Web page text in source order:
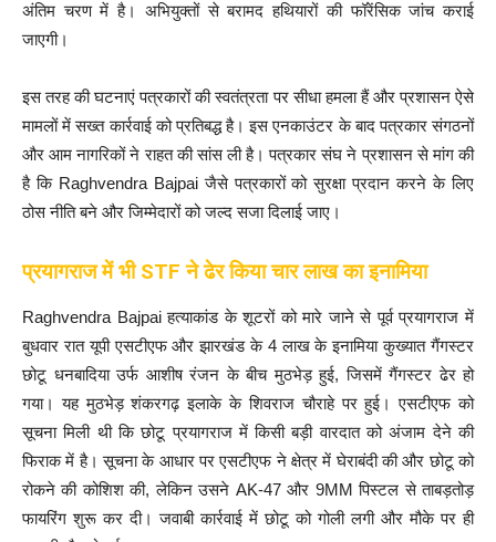
अंतिम चरण में है। अभियुक्तों से बरामद हथियारों की फॉरेंसिक जांच कराई
जाएगी।
इस तरह की घटनाएं पत्रकारों की स्वतंत्रता पर सीधा हमला हैं और प्रशासन ऐसे
मामलों में सख्त कार्रवाई को प्रतिबद्ध है। इस एनकाउंटर के बाद पत्रकार संगठनों
और आम नागरिकों ने राहत की सांस ली है। पत्रकार संघ ने प्रशासन से मांग की
है कि Raghvendra Bajpai जैसे पत्रकारों को सुरक्षा प्रदान करने के लिए
ठोस नीति बने और जिम्मेदारों को जल्द सजा दिलाई जाए।
प्रयागराज में भी STF ने ढेर किया चार लाख का इनामिया
Raghvendra Bajpai हत्याकांड के शूटरों को मारे जाने से पूर्व प्रयागराज में
बुधवार रात यूपी एसटीएफ और झारखंड के 4 लाख के इनामिया कुख्यात गैंगस्टर
छोटू धनबादिया उर्फ आशीष रंजन के बीच मुठभेड़ हुई, जिसमें गैंगस्टर ढेर हो
गया। यह मुठभेड़ शंकरगढ़ इलाके के शिवराज चौराहे पर हुई। एसटीएफ को
सूचना मिली थी कि छोटू प्रयागराज में किसी बड़ी वारदात को अंजाम देने की
फिराक में है। सूचना के आधार पर एसटीएफ ने क्षेत्र में घेराबंदी की और छोटू को
रोकने की कोशिश की, लेकिन उसने AK-47 और 9MM पिस्टल से ताबड़तोड़
फायरिंग शुरू कर दी। जवाबी कार्रवाई में छोटू को गोली लगी और मौके पर ही